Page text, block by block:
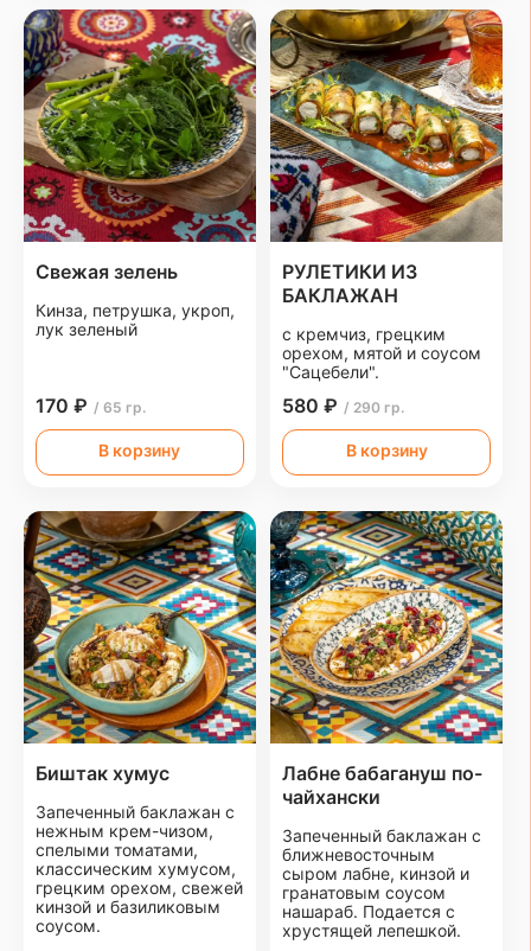
Свежая зелень
Кинза, петрушка, укроп,
лук зеленый
170 ₽ / 65 гр.
В корзину
РУЛЕТИКИ ИЗ
БАКЛАЖАН
с кремчиз, грецким
орехом, мятой и соусом
"Сацебели".
580 ₽ / 290 гр.
В корзину
Биштак хумус
Запеченный баклажан с
нежным крем-чизом,
спелыми томатами,
классическим хумусом,
грецким орехом, свежей
кинзой и базиликовым
соусом.
Лабне бабагануш по-
чайхански
Запеченный баклажан с
ближневосточным
сыром лабне, кинзой и
гранатовым соусом
нашараб. Подается с
хрустящей лепешкой.